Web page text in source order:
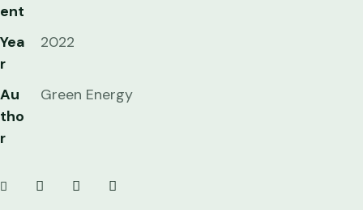
ent
Yea
r
2022
Au
tho
r
Green Energy